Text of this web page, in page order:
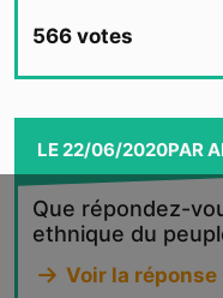
566 votes
LE 22/06/2020PAR
Que répondez-
ethnique du
Voir la réponse